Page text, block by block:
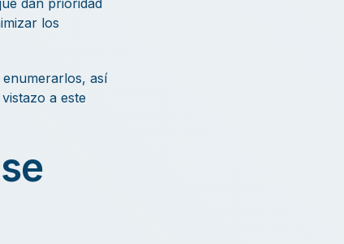
dan prioridad
los
así
a este